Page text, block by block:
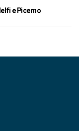
e Picerno